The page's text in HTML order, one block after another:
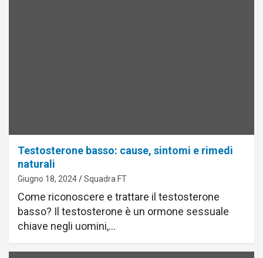
Testosterone basso: cause, sintomi e rimedi
naturali
Giugno 18, 2024 Squadra FT
Come riconoscere e trattare il testosterone
basso? Il testosterone è un ormone sessuale
chiave negli uomini,…